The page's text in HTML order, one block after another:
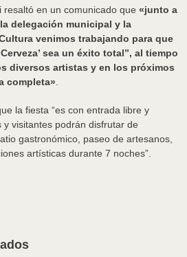
resaltó en un comunicado que «junto a
delegación municipal y la
venimos trabajando para que
sea un éxito total”, al tiempo
diversos artistas y en los próximos
completa»
la fiesta “es con entrada libre y
visitantes podrán disfrutar de
gastronómico, paseo de artesanos,
artísticas durante 7 noches”.